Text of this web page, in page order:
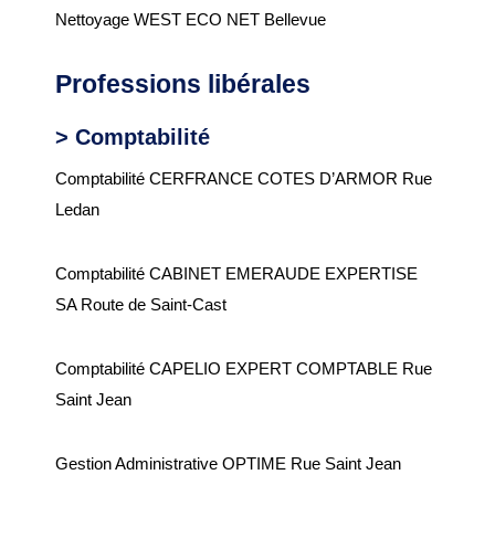
Nettoyage WEST ECO NET Bellevue
Professions libérales
> Comptabilité
Comptabilité CERFRANCE COTES D’ARMOR Rue
Ledan
Comptabilité CABINET EMERAUDE EXPERTISE
SA Route de Saint-Cast
Comptabilité CAPELIO EXPERT COMPTABLE Rue
Saint Jean
Gestion Administrative OPTIME Rue Saint Jean